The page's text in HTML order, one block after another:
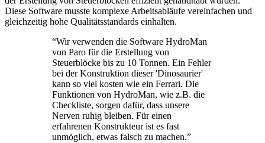
Diese Software musste komplexe Arbeitsabläufe vereinfachen und
gleichzeitig hohe Qualitätsstandards einhalten.
“Wir verwenden die Software HydroMan
von Paro für die Erstellung von
Steuerblöcke bis zu 10 Tonnen. Ein Fehler
bei der Konstruktion dieser 'Dinosaurier'
kann so viel kosten wie ein Ferrari. Die
Funktionen von HydroMan, wie z.B. die
Checkliste, sorgen dafür, dass unsere
Nerven ruhig bleiben. Für einen
erfahrenen Konstrukteur ist es fast
unmöglich, etwas falsch zu machen.”